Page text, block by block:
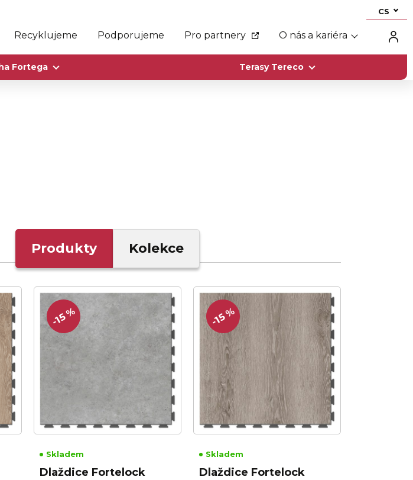
CS
Recyklujeme Podporujeme Pro partnery O nás a kariéra
Fortega Terasy Tereco
Produkty Kolekce
-15 %
Skladem
Dlaždice Fortelock
-15 %
Skladem
Dlaždice Fortelock